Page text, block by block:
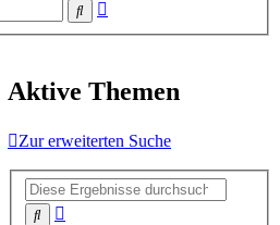
Suche
Aktive Themen
Zur erweiterten Suche
Suche